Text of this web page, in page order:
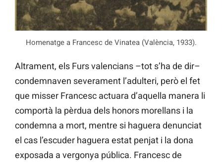
Homenatge a Francesc de Vinatea (València, 1933).
Altrament, els Furs valencians –tot s’ha de dir–
condemnaven severament l’adulteri, però el fet
que misser Francesc actuara d’aquella manera li
comportà la pèrdua dels honors morellans i la
condemna a mort, mentre si haguera denunciat
el cas l’escuder haguera estat penjat i la dona
exposada a vergonya pública. Francesc de